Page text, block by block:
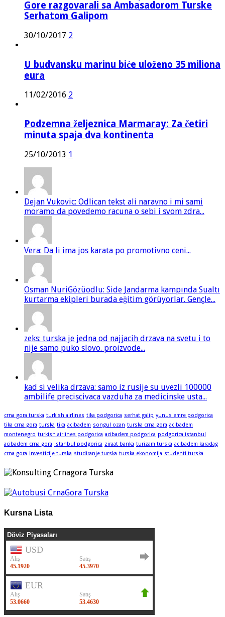
Gore razgovarali sa Ambasadorom Turske
Serhatom Galipom
30/10/2017 2
U budvansku marinu biće uloženo 35 miliona
eura
11/02/2016 2
Podzemna željeznica Marmaray: Za četiri
minuta spaja dva kontinenta
25/10/2013 1
Dejan Vukovic: Odlican tekst ali naravno i mi sami
moramo da povedemo racuna o sebi i svom zdra...
Vera: Da li ima jos karata po promotivno ceni...
Osman NuriGözüodlu: Side Jandarma kampında Sualtı
kurtarma ekipleri burada eğitim görüyorlar. Gençle...
zeks: turska je jedna od najjacih drzava na svetu i to
nije samo puko slovo. proizvode...
kad si velika drzava: samo iz rusije su uvezli 100000
ambilife preciscivaca vazduha za medicinske usta...
crna gora turska turkish airlines tika podgorica serhat galip yunus emre podgorica
tika crna gora turska tika acibadem songul ozan turska crna gora acibadem
montenegro turkish airlines podgorica acibadem podgorica podgorica istanbul
acibadem crna gora istanbul podgorica ziraat banka turizam turska acibadem karadag
crna gora investicije turska studiranje turska turska ekonomija studenti turska
Kursna Lista